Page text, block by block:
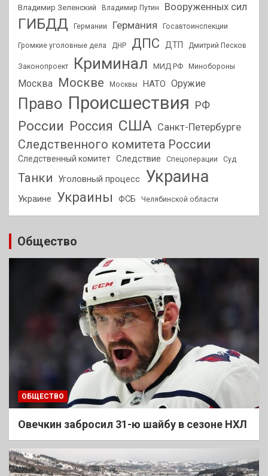
Владимир Зеленский Владимир Путин Вооруженных сил
ГИБДД Германии Германия Госавтоинспекции
Громкие уголовные дела ДНР ДПС ДТП Дмитрий Песков
Законопроект Криминал МИД РФ Минобороны
Москва Москве Москвы НАТО Оружие
Право Происшествия РФ
России Россия США Санкт-Петербурге
Следственного комитета России
Следственный комитет Следствие Спецоперации Суд
Танки Уголовный процесс Украина
Украине Украины ФСБ Челябинской области
Общество
ОБЩЕСТВО
Овечкин забросил 31-ю шайбу в сезоне НХЛ